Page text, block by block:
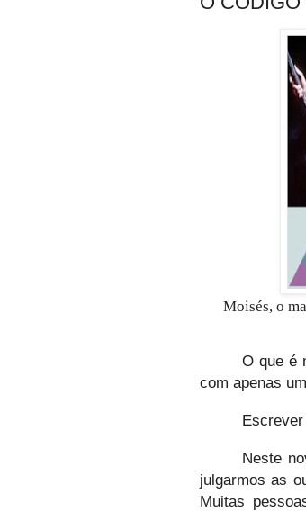
Moisés, o
O que é
com apenas
Neste
julgarmos as
Muitas